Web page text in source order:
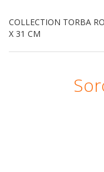
COLLECTION TORBA
X 31 CM